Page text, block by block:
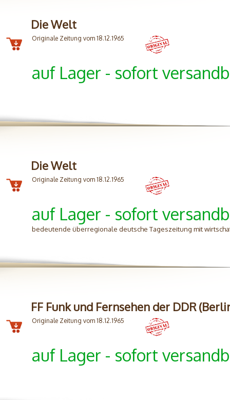
Die Welt
Originale Zeitung vom 18.12.1965
auf Lager - sofort
Die Welt
Originale Zeitung vom 18.12.1965
auf Lager - sofort
bedeutende überregionale deutsche Tageszeitung mit
FF Funk und Fernsehen der DDR
Originale Zeitung vom 18.12.1965
auf Lager - sofort